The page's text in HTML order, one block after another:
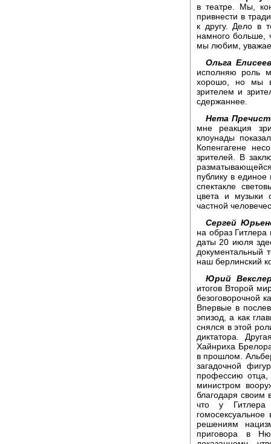
в театре. Мы,
привнести в
к другу. Дело в
намного больше,
мы любим,
Ольга
исполняю роль
хорошо, но мы
зрителем и
сдержаннее.
Нета
мне реакция
клоунады
Копенгагене
зрителей. В
публику в
спектакле
цвета и музыки
частной
Сергей
на образ
даты 20 июля
документальный
наш берлинский
Юрий
итогов Второй
безоговорочной
Впервые в
эпизод, а как
снялся в этой
диктатора.
Хайнриха
в прошлом.
загадочной
профессию
министром
благодаря своим
что у Гитлера
решениям
приговора в